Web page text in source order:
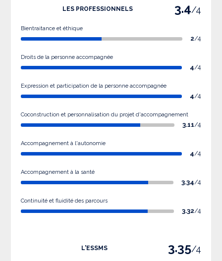
LES PROFESSIONNELS 3.4/4
Bientraitance et éthique
2/4
Droits de la personne accompagnée
4/4
Expression et participation de la personne accompagnée
4/4
Coconstruction et personnalisation du projet d'accompagnement
3.11/4
Accompagnement à l'autonomie
4/4
Accompagnement à la santé
3.34/4
Continuité et fluidité des parcours
3.32/4
L'ESSMS 3.35/4